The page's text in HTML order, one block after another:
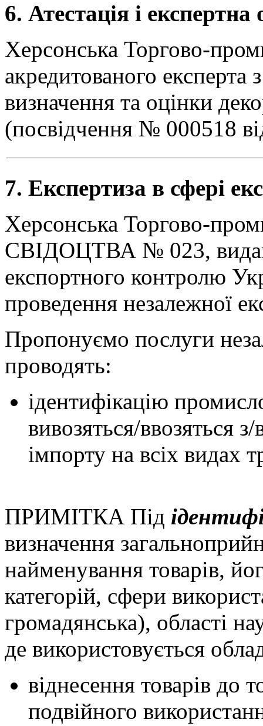
6. Атестація і
Херсонська Торгово-
акредитованого експерта
визначення та оцінки
(посвідчення № 000518
7. Експертиза в сфері
Херсонська Торгово-
СВІДОЦТВА № 023,
експортного контролю
проведення незалежної
Пропонуємо послуги
проводять:
ідентифікацію
вивозяться/ввозяться
імпорту на всіх видах
ПРИМІТКА Під
визначення
найменування товарів,
категорій, сфери
громадянська), області
де використовується
віднесення товарів до
подвійного